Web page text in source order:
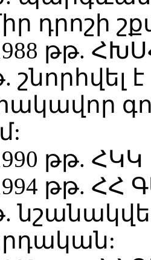
դրոշի
1988 թթ.
թթ.
1994 թթ.
թ.